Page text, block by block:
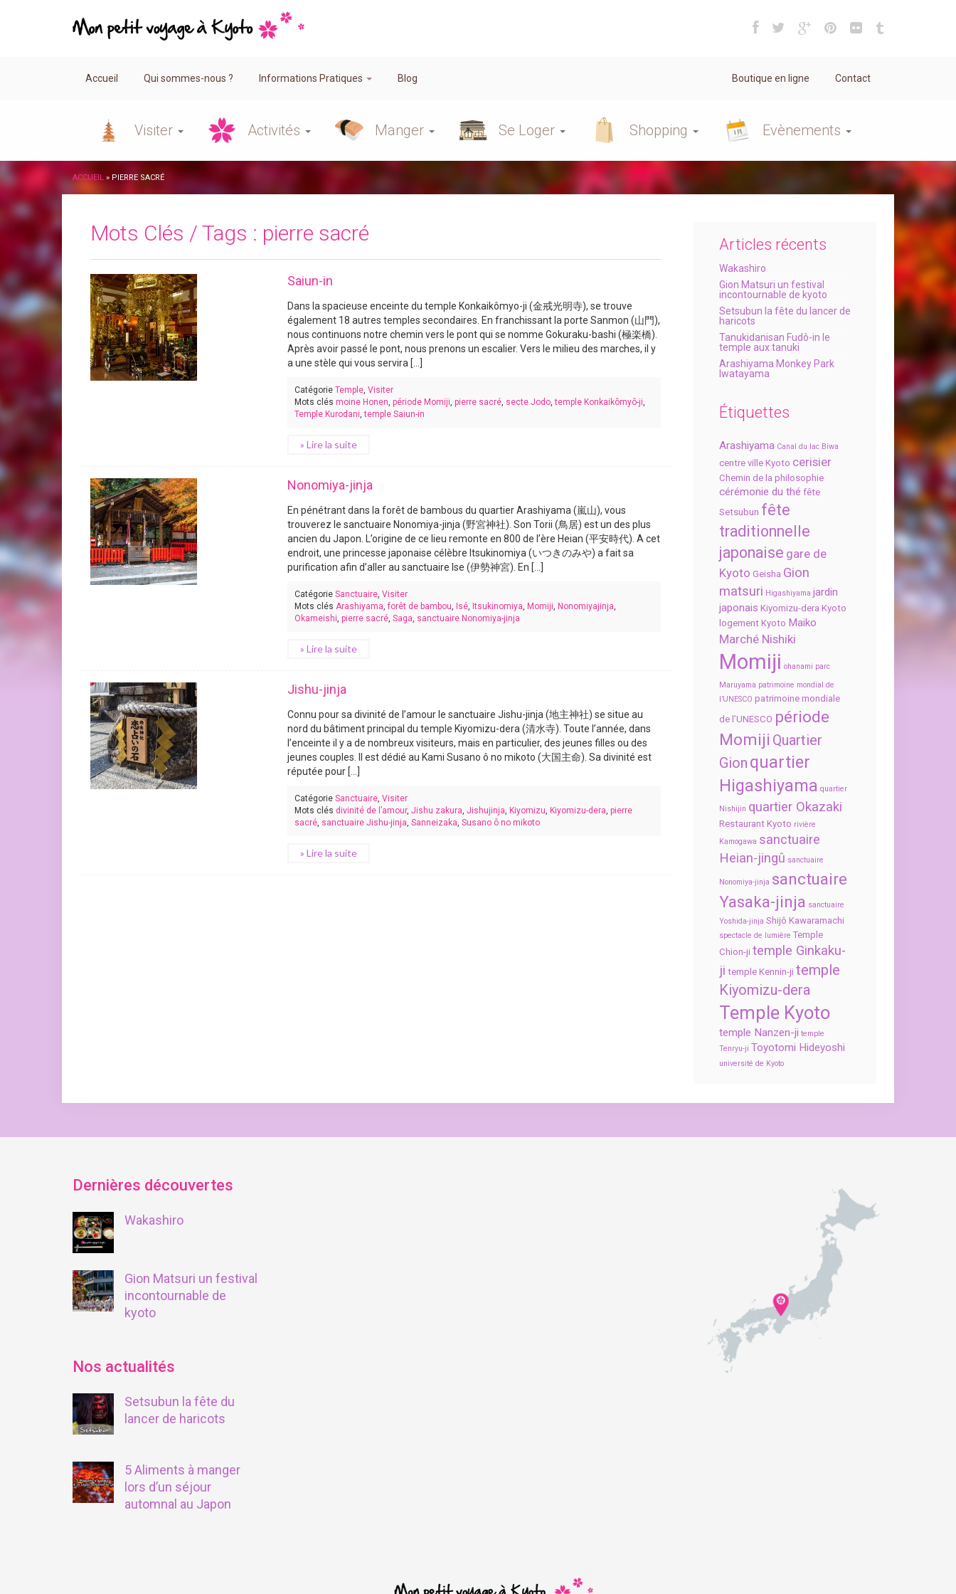
Accueil Qui sommes-nous ? Informations Pratiques Blog Boutique en ligne Contact
Visiter Activités Manger Se Loger Shopping Evènements
ACCUEIL » PIERRE SACRÉ
Articles récents
Wakashiro
Gion Matsuri un festival
incontournable de kyoto
Setsubun la fête du lancer de
haricots
Tanukidanisan Fudô-in le
temple aux tanuki
Arashiyama Monkey Park
Iwatayama
Étiquettes
Arashiyama Canal du lac Biwa
centre ville Kyoto cerisier
Chemin de la philosophie
cérémonie du thé fête
Setsubun fête
traditionnelle
japonaise gare de
Kyoto Geisha Gion
matsuri Higashiyama jardin
japonais Kiyomizu-dera Kyoto
logement Kyoto Maiko
Marché Nishiki
Momiji ohanami parc
Maruyama patrimoine mondial de
l’UNESCO patrimoine mondiale
de l’UNESCO période
Momiji Quartier
Gion quartier
Higashiyama quartier
Nishijin quartier Okazaki
Restaurant Kyoto rivière
Kamogawa sanctuaire
Heian-jingû sanctuaire
Nonomiya-jinja sanctuaire
Yasaka-jinja sanctuaire
Yoshida-jinja Shijô Kawaramachi
spectacle de lumière Temple
Chion-ji temple Ginkaku-
ji temple Kennin-ji temple
Kiyomizu-dera
Temple Kyoto
temple Nanzen-ji temple
Tenryu-ji Toyotomi Hideyoshi
université de Kyoto
Mots Clés / Tags : pierre sacré
Saiun-in
Dans la spacieuse enceinte du temple Konkaikômyo-ji (金戒光明寺), se trouve
également 18 autres temples secondaires. En franchissant la porte Sanmon (山門),
nous continuons notre chemin vers le pont qui se nomme Gokuraku-bashi (極楽橋).
Après avoir passé le pont, nous prenons un escalier. Vers le milieu des marches, il y
a une stèle qui vous servira [...]
CatégorieTemple,Visiter
Mots clésmoine Honen,période Momiji,pierre sacré, secte Jodo,temple Konkaikômyô-ji,
Temple Kurodani,temple Saiun-in
» Lire la suite
Nonomiya-jinja
En pénétrant dans la forêt de bambous du quartier Arashiyama (嵐山), vous
trouverez le sanctuaire Nonomiya-jinja (野宮神社). Son Torii (鳥居) est un des plus
ancien du Japon. L’origine de ce lieu remonte en 800 de l’ère Heian (平安時代). A cet
endroit, une princesse japonaise célèbre Itsukinomiya (いつきのみや) a fait sa
purification afin d’aller au sanctuaire Ise (伊勢神宮). En [...]
CatégorieSanctuaire,Visiter
Mots clésArashiyama,forêt de bambou, Isé, Itsukinomiya, Momiji, Nonomiyajinja,
Okameishi,pierre sacré,Saga, sanctuaire Nonomiya-jinja
» Lire la suite
Jishu-jinja
Connu pour sa divinité de l’amour le sanctuaire Jishu-jinja (地主神社) se situe au
nord du bâtiment principal du temple Kiyomizu-dera (清水寺). Toute l’année, dans
l’enceinte il y a de nombreux visiteurs, mais en particulier, des jeunes filles ou des
jeunes couples. Il est dédié au Kami Susano ô no mikoto (大国主命). Sa divinité est
réputée pour [...]
CatégorieSanctuaire,Visiter
Mots clés divinité de l’amour,Jishu zakura,Jishujinja, Kiyomizu, Kiyomizu-dera,pierre
sacré, sanctuaire Jishu-jinja,Sanneizaka,Susano ô no mikoto
» Lire la suite
Dernières découvertes
Wakashiro
Gion Matsuri un festival
incontournable de
kyoto
Nos actualités
Setsubun la fête du
lancer de haricots
5 Aliments à manger
lors d’un séjour
automnal au Japon